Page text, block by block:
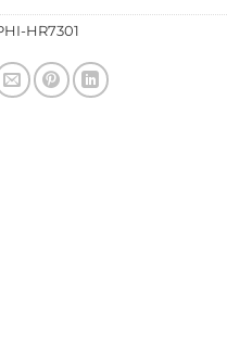
HR7301